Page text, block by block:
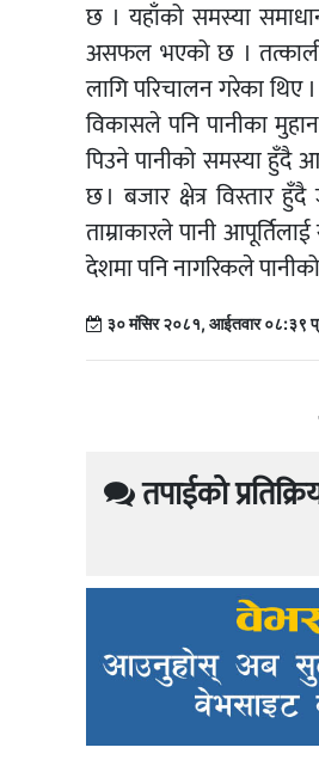
छ । यहाँको समस्या
असफल भएको छ ।
लागि परिचालन गरेका
विकासले पनि पानीका
पिउने पानीको समस्या हुँदै
छ । बजार क्षेत्र विस्तार
ताम्राकारले पानी
देशमा पनि नागरिकले
३० मंसिर २०८१, आईतवार ०८:३९
तपाईको